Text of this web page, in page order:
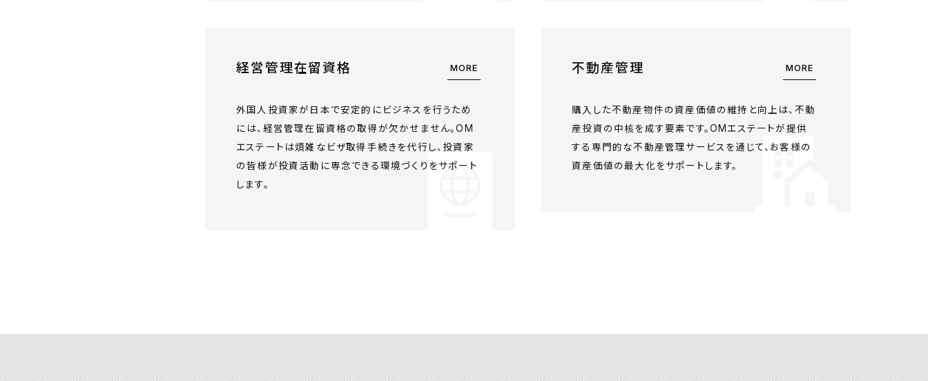
経営管理在留資格 MORE
外国人投資家が日本で安定的にビジネスを行うため
には、経営管理在留資格の取得が欠かせません。OM
エステートは煩雑なビザ取得手続きを代行し、投資家
の皆様が投資活動に専念できる環境づくりをサポート
します。
不動産管理 MORE
購入した不動産物件の資産価値の維持と向上は、不動
産投資の中核を成す要素です。OMエステートが提供
する専門的な不動産管理サービスを通じて、お客様の
資産価値の最大化をサポートします。